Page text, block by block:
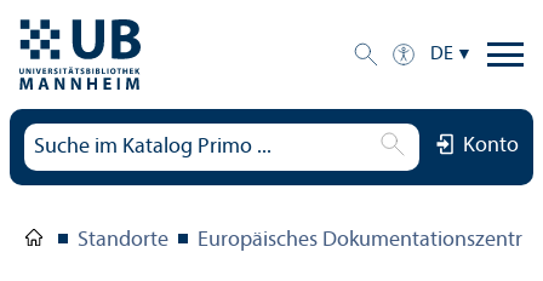
DE
Konto
Standorte Europäisches